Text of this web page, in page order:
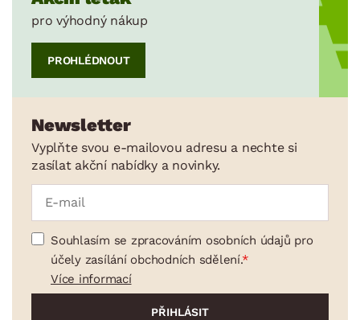
pro výhodný nákup
PROHLÉDNOUT
Newsletter
Vyplňte svou e-mailovou adresu a nechte si
zasílat akční nabídky a novinky.
Souhlasím se zpracováním osobních údajů pro
účely zasílání obchodních sdělení.
Více informací